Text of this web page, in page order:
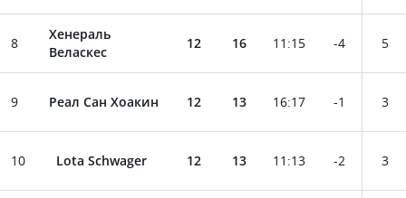
8
Хенераль
Веласкес
12 16 11 :15 -4 5
9 Реал Сан Хоакин 12 13 16:17 -1 3
10 Lota Schwager 12 13 11 :13 -2 3